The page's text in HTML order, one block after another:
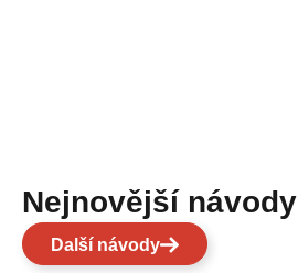
Nejnovější návody
Další návody